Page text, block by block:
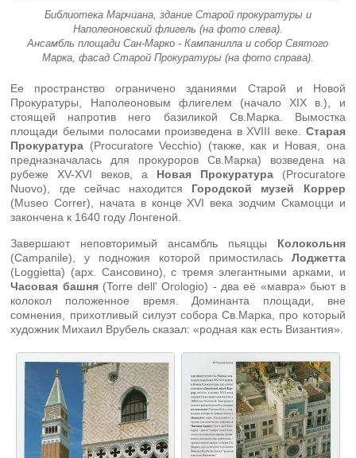
Библиотека Марчиана, здание Старой прокуратуры и
Наполеоновский флигель (на фото слева).
Ансамбль площади Сан-Марко - Кампанилла и собор Святого
Марка, фасад Старой Прокуратуры (на фото справа).
Ее пространство ограничено зданиями Старой и Новой
Прокуратуры, Наполеоновым флигелем (начало XIX в.), и
стоящей напротив него базиликой Св.Марка. Вымостка
площади белыми полосами произведена в XVIII веке. Старая
Прокуратура (Procuratore Vecchio) (также, как и Новая, она
предназначалась для прокуроров Св.Марка) возведена на
рубеже XV-XVI веков, а Новая Прокуратура(Procuratore
Nuovo), где сейчас находится Городской музей Коррер
(Museo Correr), начата в конце XVI века зодчим Скамоцци и
закончена к 1640 году Лонгеной.
Завершают неповторимый ансамбль пьяццы Колокольня
(Campanile), у подножия которой примостилась Лоджетта
(Loggietta) (арх. Сансовино), с тремя элегантными арками, и
Часовая башня(Torre dell' Orologio) - два её «мавра» бьют в
колокол положенное время. Доминанта площади, вне
сомнения, прихотливый силуэт собора Св.Марка, про который
художник Михаил Врубель сказал: «родная как есть Византия».